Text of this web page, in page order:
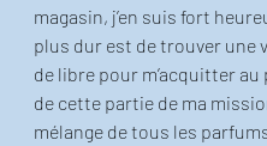
magasin, j’en suis fort
plus dur est de trouver une
de libre pour m’acquitter au
de cette partie de ma
mélange de tous les